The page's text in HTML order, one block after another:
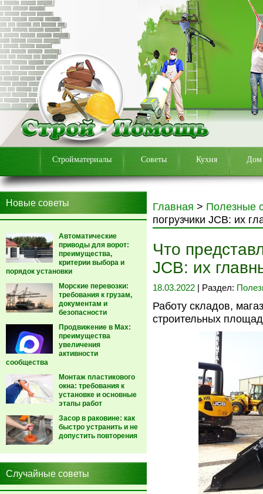
Стройматериалы Советы Кухня Дом
Новые советы
Автоматические
приводы для ворот:
преимущества,
критерии выбора и
порядок установки
Морские перевозки:
требования к грузам,
документам и
безопасности
Продвижение в Max:
преимущества
увеличения
активности
сообщества
Монтаж пластикового
окна: требования к
установке и основные
этапы работ
Засор в раковине: как
быстро устранить и не
допустить повторения
Случайные советы
Главная > Полезные
погрузчики JCB: их
Что
JCB: их
18.03.2022 | Раздел:
Работу складов,
строительных